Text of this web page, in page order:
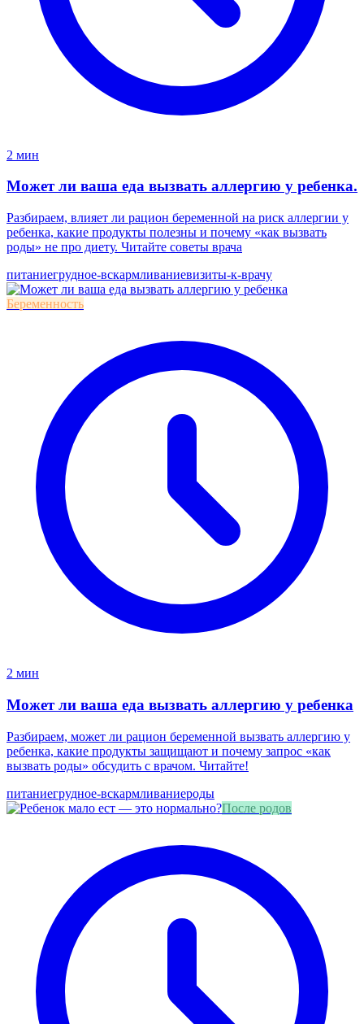
2 мин
Может ли ваша еда вызвать аллергию у ребенка.
Разбираем, влияет ли рацион беременной на риск аллергии у
ребенка, какие продукты полезны и почему «как вызвать
роды» не про диету. Читайте советы врача
питаниегрудное-вскармливаниевизиты-к-врачу
Беременность
2 мин
Может ли ваша еда вызвать аллергию у ребенка
Разбираем, может ли рацион беременной вызвать аллергию у
ребенка, какие продукты защищают и почему запрос «как
вызвать роды» обсудить с врачом. Читайте!
питаниегрудное-вскармливаниероды
После родов